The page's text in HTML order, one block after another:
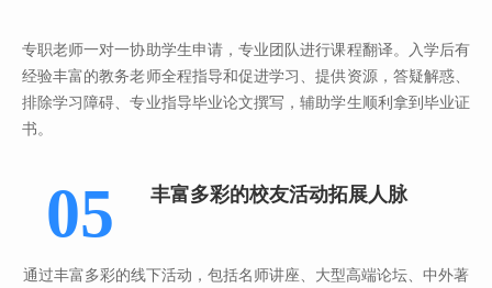
专职老师一对一协助学生申请，专业团队进行课程翻译。入学后有
经验丰富的教务老师全程指导和促进学习、提供资源，答疑解惑、
排除学习障碍、专业指导毕业论文撰写，辅助学生顺利拿到毕业证
书。
通过丰富多彩的线下活动，包括名师讲座、大型高端论坛、中外著
05 丰富多彩的校友活动拓展人脉